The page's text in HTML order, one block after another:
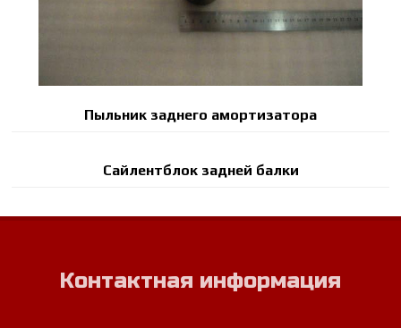
Пыльник заднего амортизатора
Сайлентблок задней балки
Контактная информация